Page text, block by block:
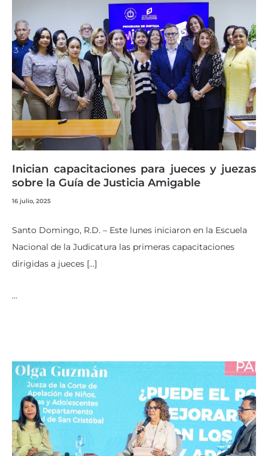
Inician capacitaciones para jueces y juezas
sobre la Guía de Justicia Amigable
16 julio, 2025
Santo Domingo, R.D. – Este lunes iniciaron en la Escuela
Nacional de la Judicatura las primeras capacitaciones
dirigidas a jueces […]
…